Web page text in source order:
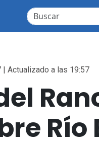
| Actualizado a las 19:57
Río